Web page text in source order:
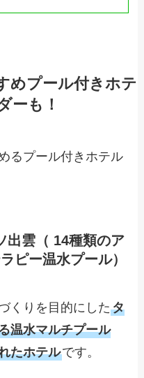
めプール付きホテ
ーも！
るプール付きホテル
出雲（ 14種類のア
ピー温水プール）
くりを目的にしたタ
温水マルチプール
たホテルです。